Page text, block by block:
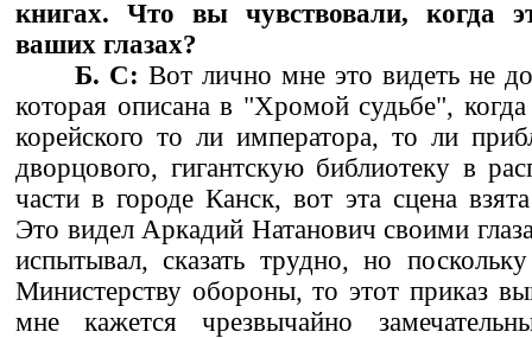
книгах. Что вы чувствовали, когда
ваших глазах?
Б. С: Вот лично мне это видеть не
которая описана в "Хромой судьбе",
корейского то ли императора, то ли
дворцового, гигантскую библиотеку в
части в городе Канск, вот эта сцена
Это видел Аркадий Натанович своими
испытывал, сказать трудно, но
Министерству обороны, то этот приказ
мне кажется чрезвычайно